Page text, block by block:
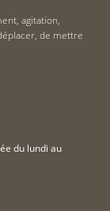
agitation,
de mettre
du lundi au